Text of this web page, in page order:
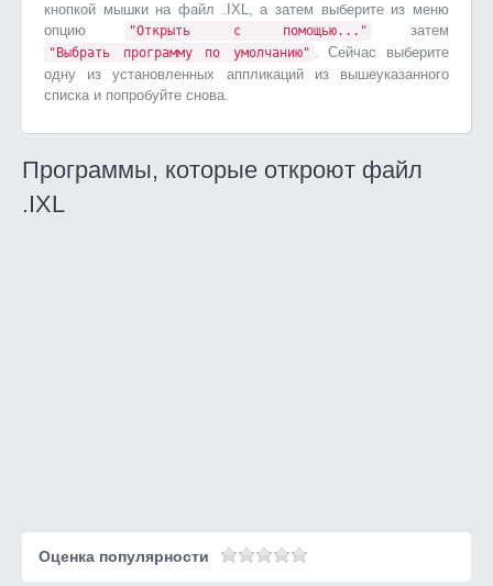
кнопкой мышки на файл .IXL, а затем выберите из меню
опцию
"Открыть с помощью..." затем
"Выбрать программу по умолчанию" . Сейчас выберите
одну из установленных аппликаций из вышеуказанного
списка и попробуйте снова.
Программы, которые откроют файл
.IXL
Оценка популярности